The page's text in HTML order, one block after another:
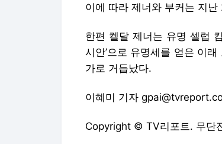
이에 따라 제너와 부커는 지
한편 켈달 제너는 유명 셀럽
시안’으로 유명세를 얻은 이
가로 거듭났다.
이혜미 기자
Copyright © TV리포트. 무단